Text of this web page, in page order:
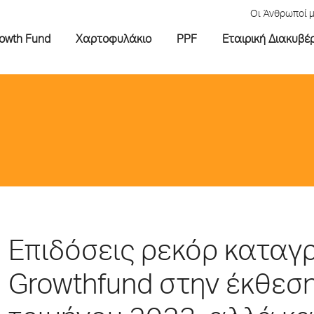
Οι Άνθρωποί
Fund Χαρτοφυλάκιο PPF Εταιρική
Επιδόσεις ρεκόρ
Growthfund στην